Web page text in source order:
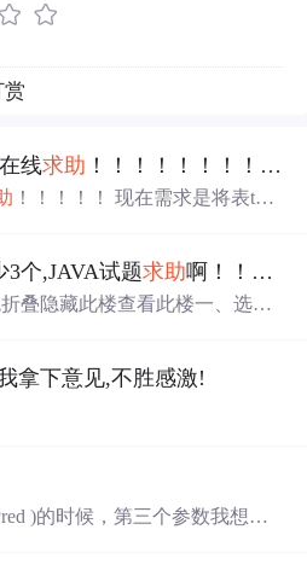
赏
线求助 ！！！！！！！！！！
！！！！！ 现在需求是将表t1
、x_score....）的情况下不
适用,寻求最优解。 表t1如图所示： ...
3个,JAVA试题求助啊！！！！！！！！！！
叠隐藏此楼查看此楼一、选择
拿下意见,不胜感激!
)的时候，第三个参数我想用